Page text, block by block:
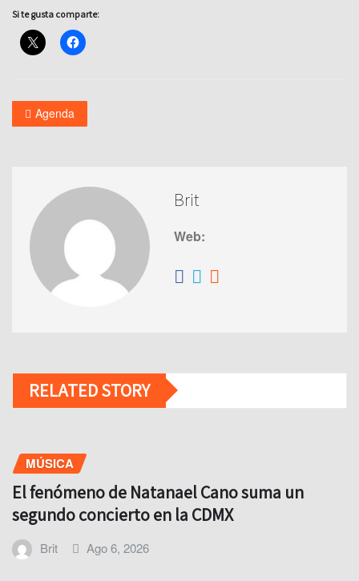
Si te gusta comparte:
Agenda
Brit
Web:
RELATED STORY
MÚSICA
El fenómeno de Natanael Cano suma un
segundo concierto en la CDMX
Brit Ago 6, 2026